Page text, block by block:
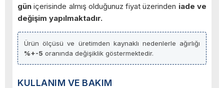
gün içerisinde almış olduğunuz fiyat üzerinden iade ve
değişim yapılmaktadır.
Ürün ölçüsü ve üretimden kaynaklı nedenlerle ağırlığı
%+-5 oranında değişiklik göstermektedir.
KULLANIM VE BAKIM